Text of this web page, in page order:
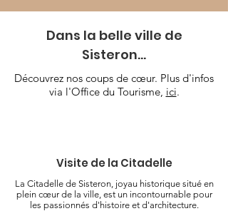
Dans la belle ville de
Sisteron...
Découvrez nos coups de cœur. Plus d'infos
via l'Office du Tourisme, ici.
Visite de la Citadelle
La Citadelle de Sisteron, joyau historique situé en
plein cœur de la ville, est un incontournable pour
les passionnés d'histoire et d'architecture.